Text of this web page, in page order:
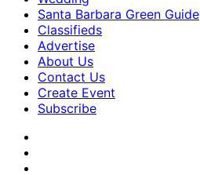
Santa Barbara Green Guide
Classifieds
Advertise
About Us
Contact Us
Create Event
Subscribe